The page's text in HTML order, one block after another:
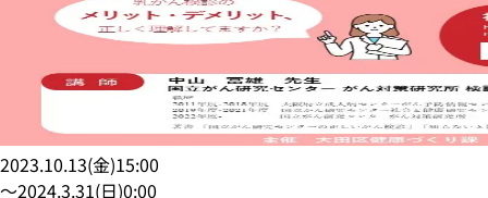
2023.10.13(金)15:00
〜2024.3.31(日)0:00